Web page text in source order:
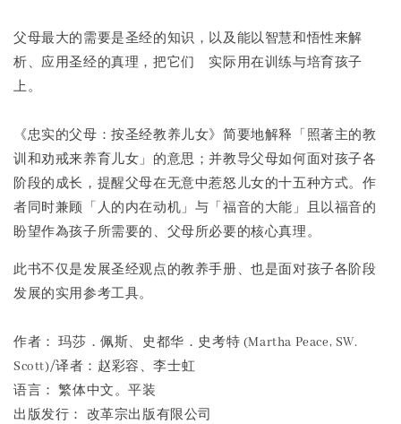
父母最大的需要是圣经的知识，以及能以智慧和悟性来解
析、应用圣经的真理，把它们 实际用在训练与培育孩子
上。
《忠实的父母：按圣经教养儿女》简要地解释「照著主的教
训和劝戒来养育儿女」的意思；并教导父母如何面对孩子各
阶段的成长，提醒父母在无意中惹怒儿女的十五种方式。作
者同时兼顾「人的内在动机」与「福音的大能」且以福音的
盼望作為孩子所需要的、父母所必要的核心真理。
此书不仅是发展圣经观点的教养手册、也是面对孩子各阶段
发展的实用参考工具。
作者： 玛莎．佩斯、史都华．史考特 (Martha Peace, SW.
Scott)/译者：赵彩容、李士虹
语言： 繁体中文。平装
出版发行： 改革宗出版有限公司